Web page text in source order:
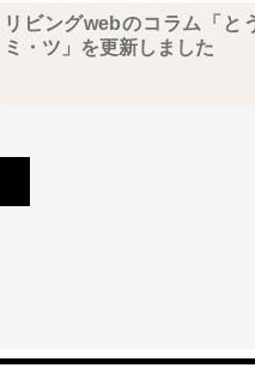
リビングwebのコラム「と
ミ・ツ」を更新しました